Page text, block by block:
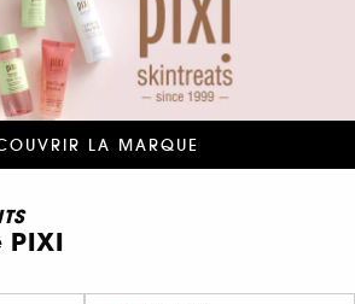
LA MARQUE